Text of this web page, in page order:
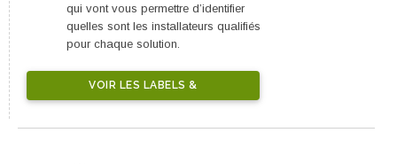
qui vont vous permettre d’identifier
quelles sont les installateurs qualifiés
pour chaque solution.
VOIR LES LABELS &